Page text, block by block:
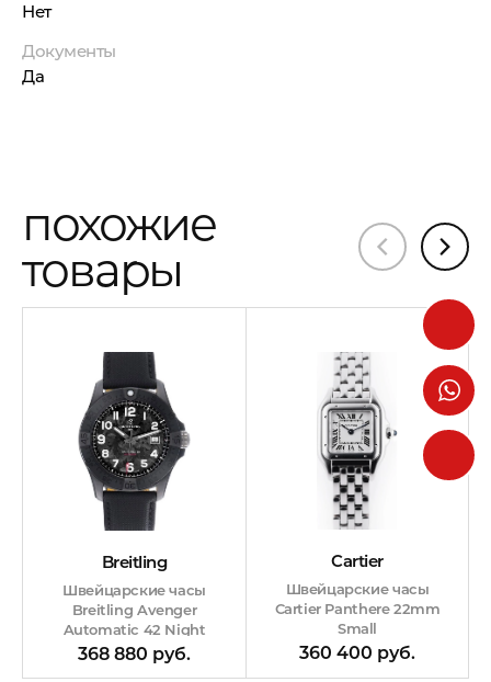
Нет
Документы
Да
похожие
товары
Breitling
Швейцарские часы
Breitling Avenger
Automatic 42 Night
Mission
368 880 руб.
Cartier
Швейцарские часы
Cartier Panthere 22mm
Small
360 400 руб.